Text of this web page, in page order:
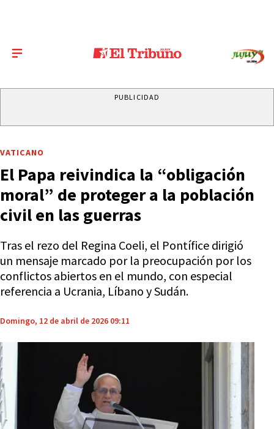
PUBLICIDAD
VATICANO
El Papa reivindica la “obligación
moral” de proteger a la población
civil en las guerras
Tras el rezo del Regina Coeli, el Pontífice dirigió
un mensaje marcado por la preocupación por los
conflictos abiertos en el mundo, con especial
referencia a Ucrania, Líbano y Sudán.
Domingo, 12 de abril de 2026 09:11